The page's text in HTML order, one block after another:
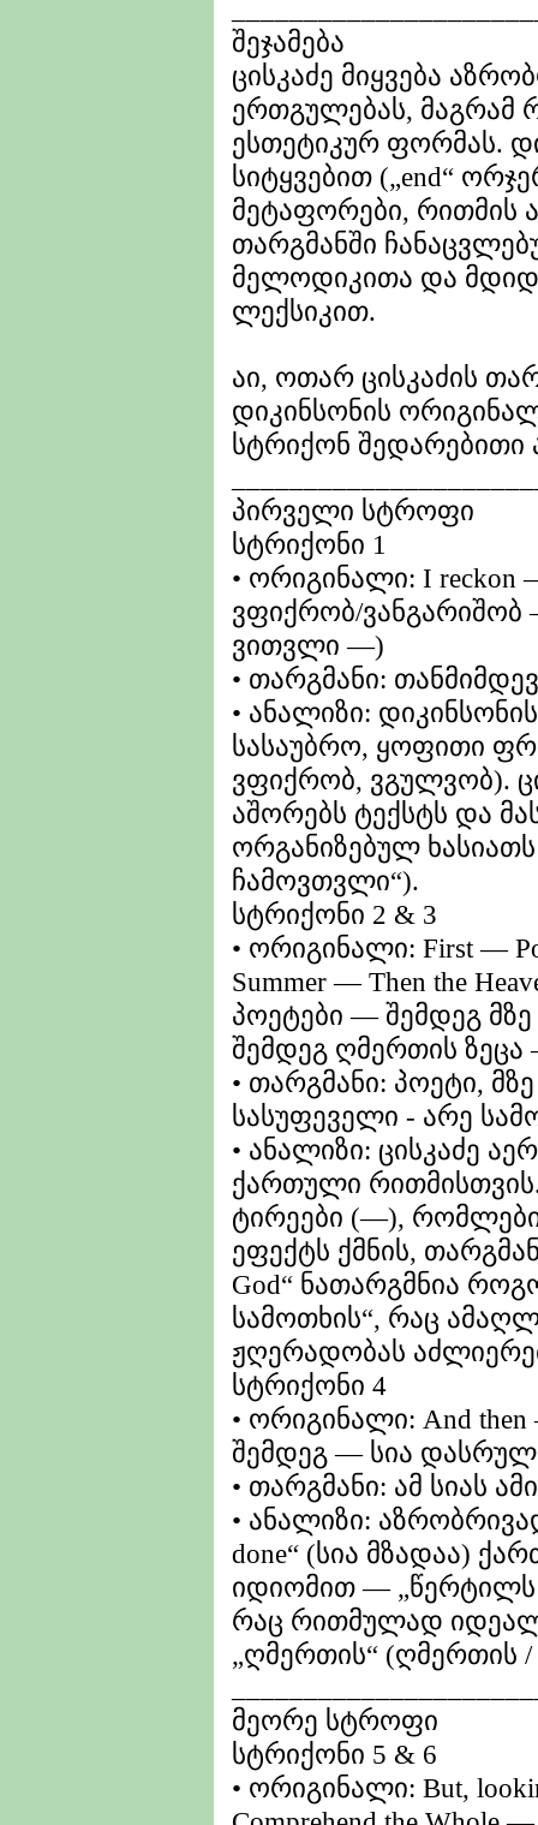
შეჯამება
ცისკაძე მიყვება
ერთგულებას,
ესთეტიკურ ფორმას.
სიტყვებით („end“
მეტაფორები, რითმის
თარგმანში
მელოდიკითა და
ლექსიკით.
აი, ოთარ ცისკაძის
დიკინსონის
სტრიქონ შედარებითი
პირველი სტროფი
სტრიქონი 1
• ორიგინალი: I reckon
ვფიქრობ/
ვითვლი —)
• თარგმანი:
• ანალიზი:
სასაუბრო, ყოფითი
ვფიქრობ, ვგულვობ).
აშორებს ტექსტს და
ორგანიზებულ
ჩამოვთვლი“).
სტრიქონი 2 & 3
• ორიგინალი: First —
Summer — Then the
პოეტები — შემდეგ
შემდეგ ღმერთის
• თარგმანი: პოეტი,
სასუფეველი - არე
• ანალიზი: ცისკაძე
ქართული
ტირეები (—),
ეფექტს ქმნის,
God“ ნათარგმნია
სამოთხის“, რაც
ჟღერადობას
სტრიქონი 4
• ორიგინალი: And
შემდეგ — სია
• თარგმანი: ამ სიას
• ანალიზი:
done“ (სია მზადაა)
იდიომით — „წერტილს
რაც რითმულად
„ღმერთის“ (ღმერთის
მეორე სტროფი
სტრიქონი 5 & 6
• ორიგინალი: But,